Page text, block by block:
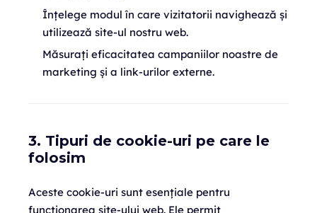
Înțelege modul în care vizitatorii navighează și
utilizează site-ul nostru web.
Măsurați eficacitatea campaniilor noastre de
marketing și a link-urilor externe.
3. Tipuri de cookie-uri pe care le
folosim
Aceste cookie-uri sunt esențiale pentru
funcționarea site-ului web. Ele permit